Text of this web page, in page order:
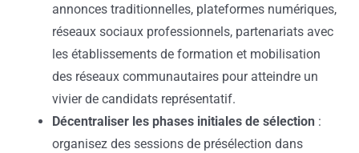
annonces traditionnelles, plateformes numériques,
réseaux sociaux professionnels, partenariats avec
les établissements de formation et mobilisation
des réseaux communautaires pour atteindre un
vivier de candidats représentatif.
Décentraliser les phases initiales de sélection :
organisez des sessions de présélection dans